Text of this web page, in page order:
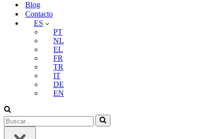
Blog
Contacto
ES
PT
NL
EL
FR
TR
IT
DE
EN
Buscar...